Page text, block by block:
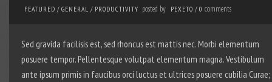
FEATURED / GENERAL / PRODUCTIVITY posted by PEXETO / 0 comments
Sed gravida facilisis est, sed rhoncus est mattis nec. Morbi elementum
posuere tempor. Pellentesque volutpat elementum magna. Vestibulum
ante ipsum primis in faucibus orci luctus et ultrices posuere cubilia Curae;